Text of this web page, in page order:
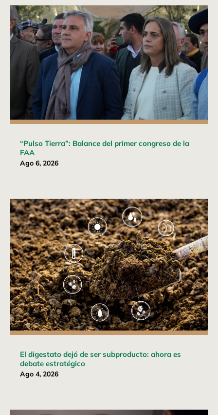
“Pulso Tierra”: Balance del primer congreso de la
FAA
Ago 6, 2026
El digestato dejó de ser subproducto: ahora es
debate estratégico
Ago 4, 2026